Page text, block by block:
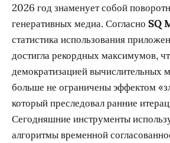
2026 год знаменует собой
генеративных медиа. Согласно SQ
статистика использования
достигла рекордных максимумов,
демократизацией
больше не ограничены эффектом
который преследовал ранние
Сегодняшние инструменты
алгоритмы временной